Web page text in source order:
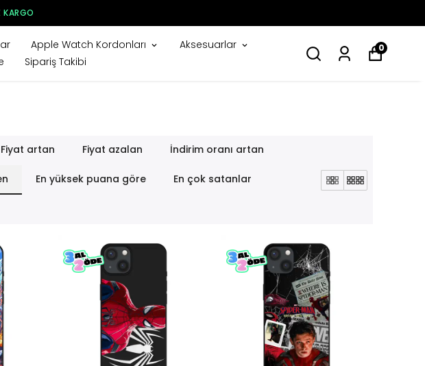
Apple Watch Kordonları
Aksesuarlar
Sipariş Takibi
0
Fiyat artan Fiyat azalan İndirim oranı artan
En yüksek puana göre En çok satanlar